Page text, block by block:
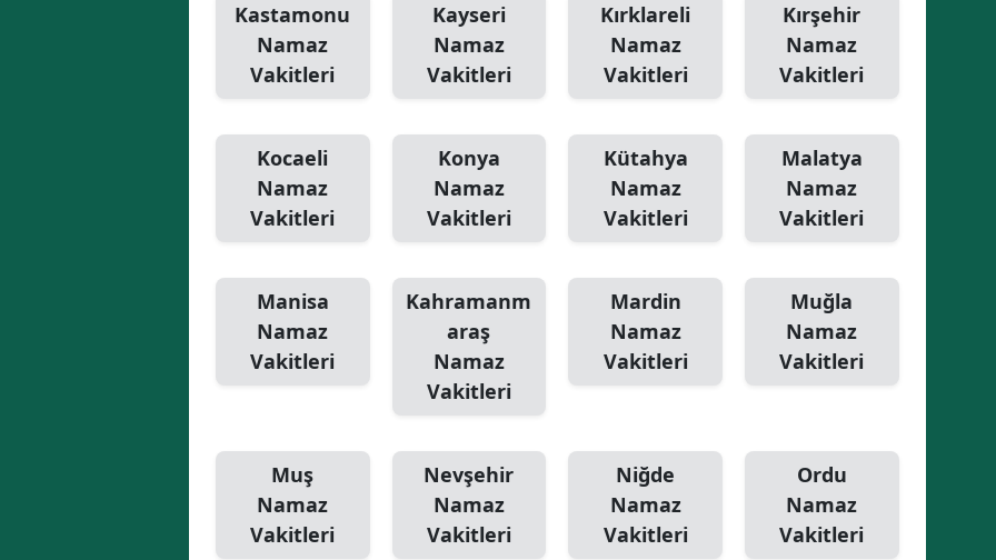
Kastamonu
Namaz
Vakitleri
Kayseri
Namaz
Vakitleri
Kırklareli
Namaz
Vakitleri
Kırşehir
Namaz
Vakitleri
Kocaeli
Namaz
Vakitleri
Konya
Namaz
Vakitleri
Kütahya
Namaz
Vakitleri
Malatya
Namaz
Vakitleri
Manisa
Namaz
Vakitleri
Kahramanm
araş
Namaz
Vakitleri
Mardin
Namaz
Vakitleri
Muğla
Namaz
Vakitleri
Muş
Namaz
Vakitleri
Nevşehir
Namaz
Vakitleri
Niğde
Namaz
Vakitleri
Ordu
Namaz
Vakitleri